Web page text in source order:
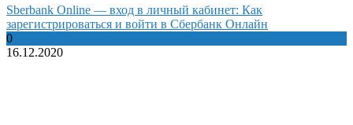
Sberbank Online — вход в личный кабинет: Как
зарегистрироваться и войти в Сбербанк Онлайн
0
16.12.2020